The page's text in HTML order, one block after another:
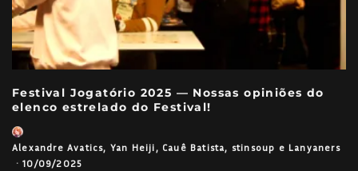
Festival Jogatório 2025 — Nossas opiniões do
elenco estrelado do Festival!
Alexandre Avatics, Yan Heiji, Cauê Batista, stinsoup e Lanyaners
· 10/09/2025